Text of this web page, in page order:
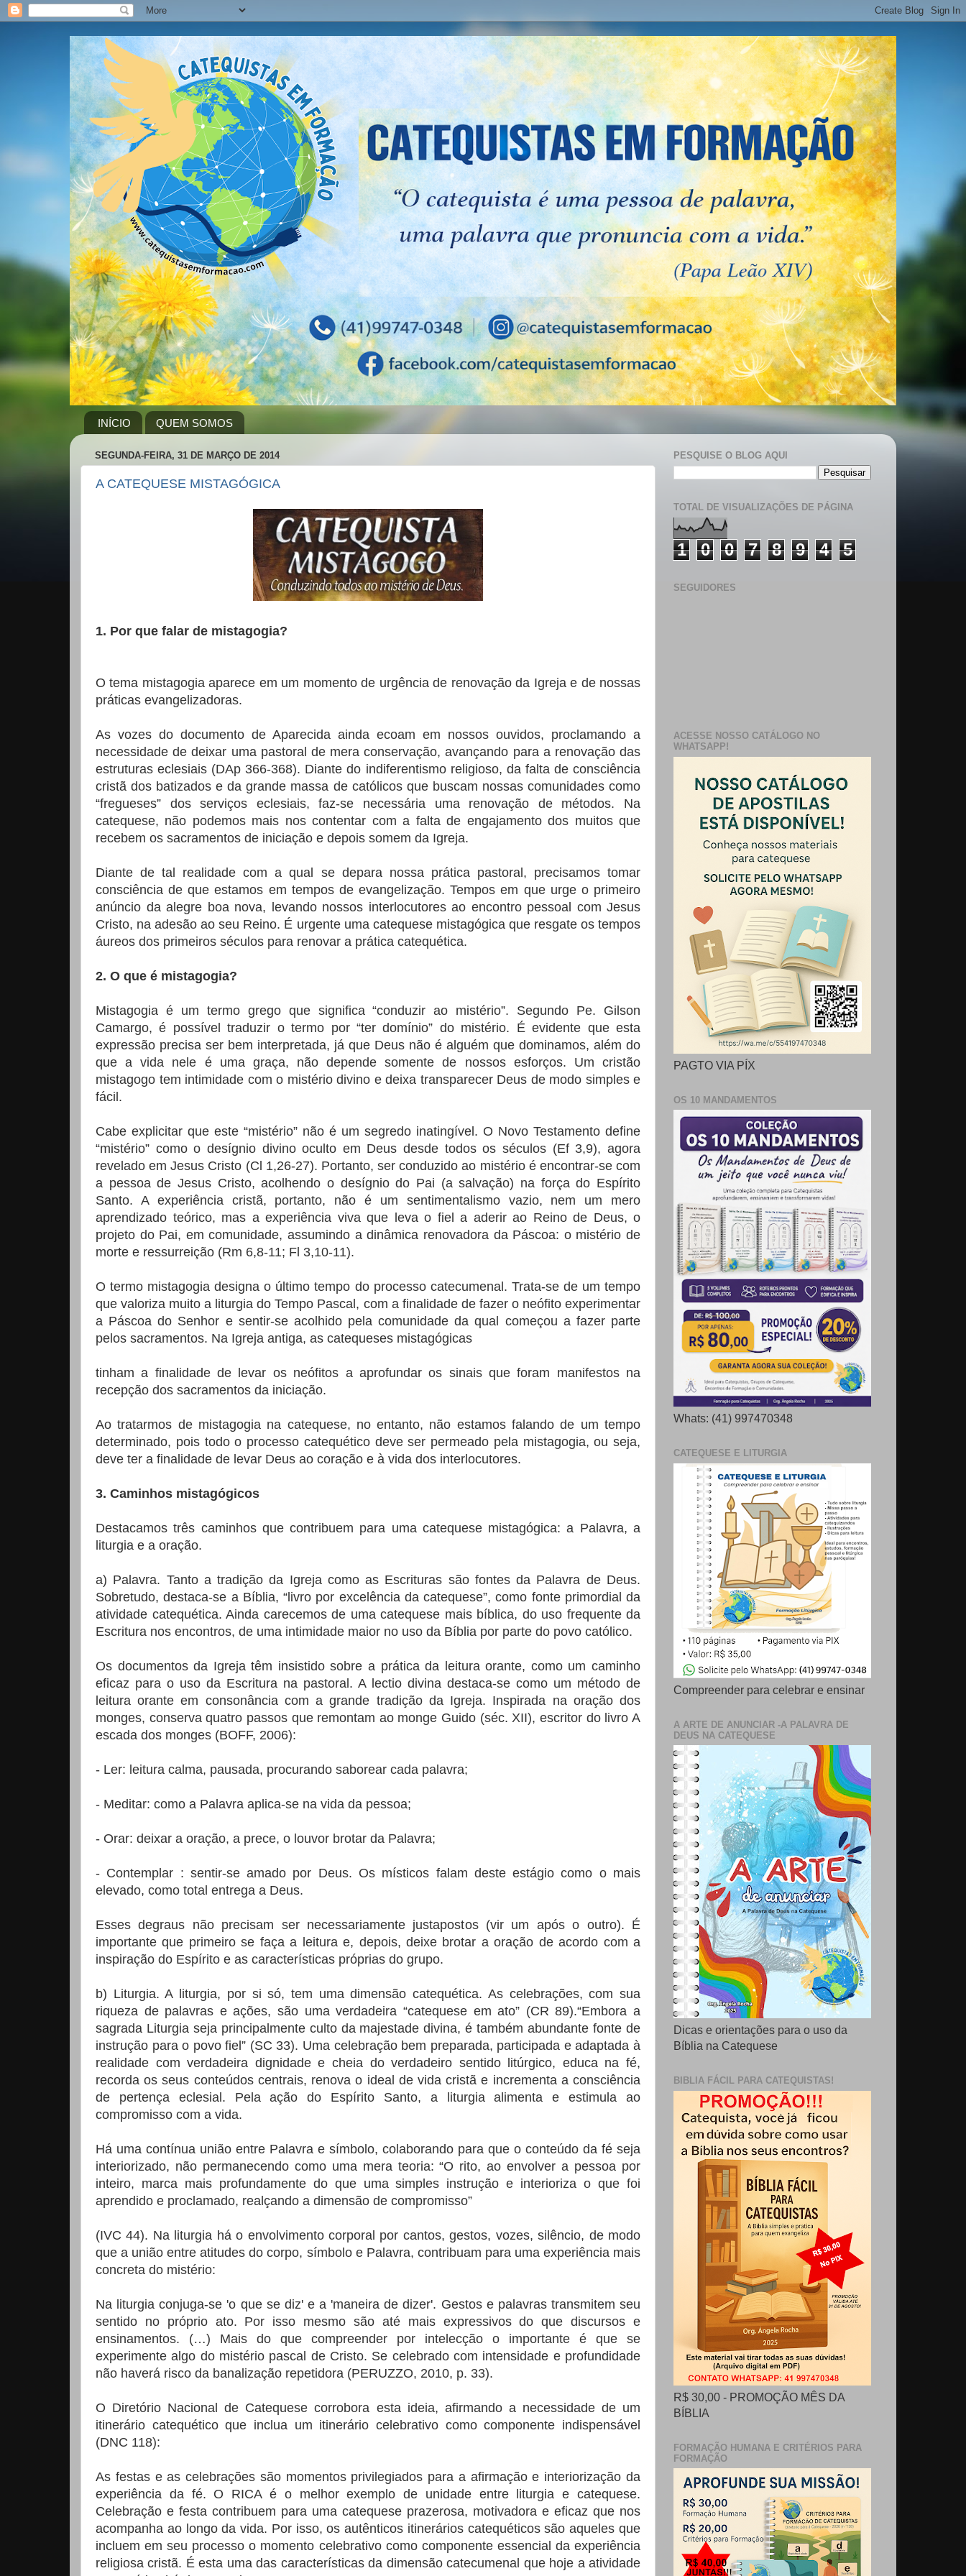
INÍCIO QUEM SOMOS
SEGUNDA-FEIRA, 31 DE MARÇO DE 2014
A CATEQUESE MISTAGÓGICA
1. Por que falar de mistagogia?
O tema mistagogia aparece em um momento de urgência de renovação da Igreja e de nossas
práticas evangelizadoras.
As vozes do documento de Aparecida ainda ecoam em nossos ouvidos, proclamando a
necessidade de deixar uma pastoral de mera conservação, avançando para a renovação das
estruturas eclesiais (DAp 366-368). Diante do indiferentismo religioso, da falta de consciência
cristã dos batizados e da grande massa de católicos que buscam nossas comunidades como
“fregueses” dos serviços eclesiais, faz-se necessária uma renovação de métodos. Na
catequese, não podemos mais nos contentar com a falta de engajamento dos muitos que
recebem os sacramentos de iniciação e depois somem da Igreja.
Diante de tal realidade com a qual se depara nossa prática pastoral, precisamos tomar
consciência de que estamos em tempos de evangelização. Tempos em que urge o primeiro
anúncio da alegre boa nova, levando nossos interlocutores ao encontro pessoal com Jesus
Cristo, na adesão ao seu Reino. É urgente uma catequese mistagógica que resgate os tempos
áureos dos primeiros séculos para renovar a prática catequética.
2. O que é mistagogia?
Mistagogia é um termo grego que significa “conduzir ao mistério”. Segundo Pe. Gilson
Camargo, é possível traduzir o termo por “ter domínio” do mistério. É evidente que esta
expressão precisa ser bem interpretada, já que Deus não é alguém que dominamos, além do
que a vida nele é uma graça, não depende somente de nossos esforços. Um cristão
mistagogo tem intimidade com o mistério divino e deixa transparecer Deus de modo simples e
fácil.
Cabe explicitar que este “mistério” não é um segredo inatingível. O Novo Testamento define
“mistério” como o desígnio divino oculto em Deus desde todos os séculos (Ef 3,9), agora
revelado em Jesus Cristo (Cl 1,26-27). Portanto, ser conduzido ao mistério é encontrar-se com
a pessoa de Jesus Cristo, acolhendo o desígnio do Pai (a salvação) na força do Espírito
Santo. A experiência cristã, portanto, não é um sentimentalismo vazio, nem um mero
aprendizado teórico, mas a experiência viva que leva o fiel a aderir ao Reino de Deus, o
projeto do Pai, em comunidade, assumindo a dinâmica renovadora da Páscoa: o mistério de
morte e ressurreição (Rm 6,8-11; Fl 3,10-11).
O termo mistagogia designa o último tempo do processo catecumenal. Trata-se de um tempo
que valoriza muito a liturgia do Tempo Pascal, com a finalidade de fazer o neófito experimentar
a Páscoa do Senhor e sentir-se acolhido pela comunidade da qual começou a fazer parte
pelos sacramentos. Na Igreja antiga, as catequeses mistagógicas
tinham a finalidade de levar os neófitos a aprofundar os sinais que foram manifestos na
recepção dos sacramentos da iniciação.
Ao tratarmos de mistagogia na catequese, no entanto, não estamos falando de um tempo
determinado, pois todo o processo catequético deve ser permeado pela mistagogia, ou seja,
deve ter a finalidade de levar Deus ao coração e à vida dos interlocutores.
3. Caminhos mistagógicos
Destacamos três caminhos que contribuem para uma catequese mistagógica: a Palavra, a
liturgia e a oração.
a) Palavra. Tanto a tradição da Igreja como as Escrituras são fontes da Palavra de Deus.
Sobretudo, destaca-se a Bíblia, “livro por excelência da catequese”, como fonte primordial da
atividade catequética. Ainda carecemos de uma catequese mais bíblica, do uso frequente da
Escritura nos encontros, de uma intimidade maior no uso da Bíblia por parte do povo católico.
Os documentos da Igreja têm insistido sobre a prática da leitura orante, como um caminho
eficaz para o uso da Escritura na pastoral. A lectio divina destaca-se como um método de
leitura orante em consonância com a grande tradição da Igreja. Inspirada na oração dos
monges, conserva quatro passos que remontam ao monge Guido (séc. XII), escritor do livro A
escada dos monges (BOFF, 2006):
- Ler: leitura calma, pausada, procurando saborear cada palavra;
- Meditar: como a Palavra aplica-se na vida da pessoa;
- Orar: deixar a oração, a prece, o louvor brotar da Palavra;
- Contemplar : sentir-se amado por Deus. Os místicos falam deste estágio como o mais
elevado, como total entrega a Deus.
Esses degraus não precisam ser necessariamente justapostos (vir um após o outro). É
importante que primeiro se faça a leitura e, depois, deixe brotar a oração de acordo com a
inspiração do Espírito e as características próprias do grupo.
b) Liturgia. A liturgia, por si só, tem uma dimensão catequética. As celebrações, com sua
riqueza de palavras e ações, são uma verdadeira “catequese em ato” (CR 89).“Embora a
sagrada Liturgia seja principalmente culto da majestade divina, é também abundante fonte de
instrução para o povo fiel” (SC 33). Uma celebração bem preparada, participada e adaptada à
realidade com verdadeira dignidade e cheia do verdadeiro sentido litúrgico, educa na fé,
recorda os seus conteúdos centrais, renova o ideal de vida cristã e incrementa a consciência
de pertença eclesial. Pela ação do Espírito Santo, a liturgia alimenta e estimula ao
compromisso com a vida.
Há uma contínua união entre Palavra e símbolo, colaborando para que o conteúdo da fé seja
interiorizado, não permanecendo como uma mera teoria: “O rito, ao envolver a pessoa por
inteiro, marca mais profundamente do que uma simples instrução e interioriza o que foi
aprendido e proclamado, realçando a dimensão de compromisso”
(IVC 44). Na liturgia há o envolvimento corporal por cantos, gestos, vozes, silêncio, de modo
que a união entre atitudes do corpo, símbolo e Palavra, contribuam para uma experiência mais
concreta do mistério:
Na liturgia conjuga-se 'o que se diz' e a 'maneira de dizer'. Gestos e palavras transmitem seu
sentido no próprio ato. Por isso mesmo são até mais expressivos do que discursos e
ensinamentos. (…) Mais do que compreender por intelecção o importante é que se
experimente algo do mistério pascal de Cristo. Se celebrado com intensidade e profundidade
não haverá risco da banalização repetidora (PERUZZO, 2010, p. 33).
O Diretório Nacional de Catequese corrobora esta ideia, afirmando a necessidade de um
itinerário catequético que inclua um itinerário celebrativo como componente indispensável
(DNC 118):
As festas e as celebrações são momentos privilegiados para a afirmação e interiorização da
experiência da fé. O RICA é o melhor exemplo de unidade entre liturgia e catequese.
Celebração e festa contribuem para uma catequese prazerosa, motivadora e eficaz que nos
acompanha ao longo da vida. Por isso, os autênticos itinerários catequéticos são aqueles que
incluem em seu processo o momento celebrativo como componente essencial da experiência
religiosa cristã. É esta uma das características da dimensão catecumenal que hoje a atividade
PESQUISE O BLOG AQUI
TOTAL DE VISUALIZAÇÕES DE PÁGINA
1 0 0 7 8 9 4 5
SEGUIDORES
ACESSE NOSSO CATÁLOGO NO
WHATSAPP!
PAGTO VIA PÍX
OS 10 MANDAMENTOS
Whats: (41) 997470348
CATEQUESE E LITURGIA
Compreender para celebrar e ensinar
A ARTE DE ANUNCIAR -A PALAVRA DE
DEUS NA CATEQUESE
Dicas e orientações para o uso da
Bíblia na Catequese
BIBLIA FÁCIL PARA CATEQUISTAS!
R$ 30,00 - PROMOÇÃO MÊS DA
BÍBLIA
FORMAÇÃO HUMANA E CRITÉRIOS PARA
FORMAÇÃO